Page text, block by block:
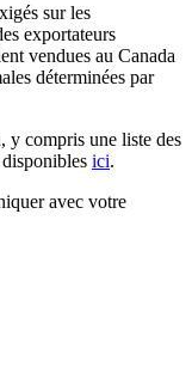
sur les
exportateurs
vendues au Canada
déterminées par
y compris une liste des
ici.
avec votre